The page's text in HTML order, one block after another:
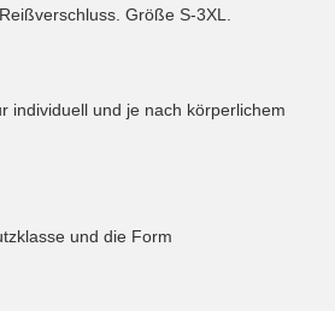
Größe S-3XL.
individuell und je nach körperlichem
und die Form